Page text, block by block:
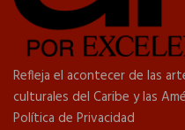
Refleja el acontecer de las
culturales del Caribe y las
Política de Privacidad